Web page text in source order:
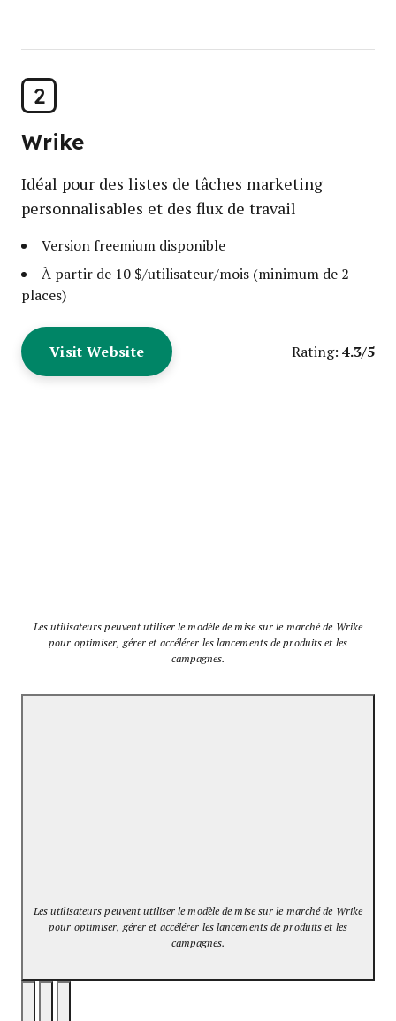
2
Wrike
Idéal pour des listes de tâches marketing
personnalisables et des flux de travail
Version freemium disponible
À partir de 10 $/utilisateur/mois (minimum de 2
places)
Visit Website Rating: 4.3/5
Les utilisateurs peuvent utiliser le modèle de mise sur le marché de Wrike
pour optimiser, gérer et accélérer les lancements de produits et les
campagnes.
Les utilisateurs peuvent utiliser le modèle de mise sur le marché de Wrike
pour optimiser, gérer et accélérer les lancements de produits et les
campagnes.